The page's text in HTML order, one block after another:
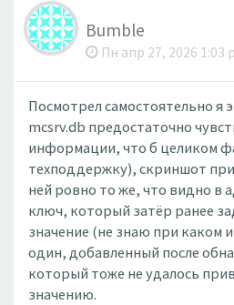
Bumble
Пн апр 27, 2026 1:03
Посмотрел самостоятельно я
mcsrv.db предостаточно
информации, что б целиком
техподдержку), скриншот
ней ровно то же, что видно в
ключ, который затёр ранее
значение (не знаю при каком
один, добавленный после
который тоже не удалось
значению.